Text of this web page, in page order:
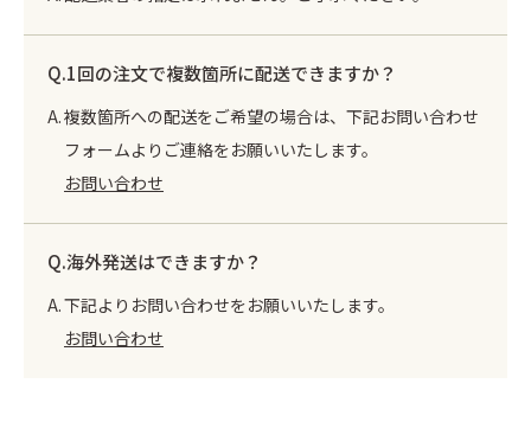
1回の注文で複数箇所に配送できますか？
複数箇所への配送をご希望の場合は、下記お問い合わせ
フォームよりご連絡をお願いいたします。
お問い合わせ
海外発送はできますか？
下記よりお問い合わせをお願いいたします。
お問い合わせ